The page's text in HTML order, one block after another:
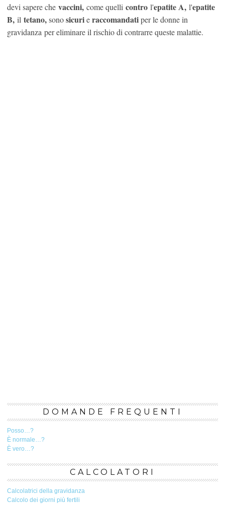
devi sapere che vaccini, come quelli contro l'epatite A, l'epatite
B, il tetano,sonosicurieraccomandatiper le donne in
gravidanza per eliminare il rischio di contrarre queste malattie.
DOMANDE FREQUENTI
Posso…?
È normale…?
È vero…?
CALCOLATORI
Calcolatrici della gravidanza
Calcolo dei giorni più fertili